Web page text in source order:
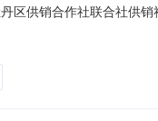
区供销合作社联合社供
丹区联拓办公设备有限